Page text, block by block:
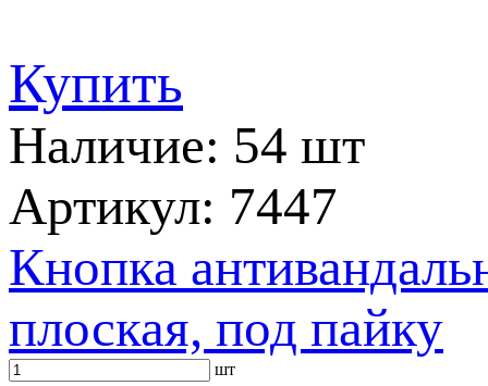
Купить
Наличие: 54 шт
Артикул: 7447
Кнопка
плоская, под пайку
шт